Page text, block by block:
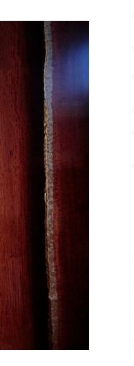
コーディネート集
INFORMATION
NEWS
EVENT
BLOG
メディア美術協力実績